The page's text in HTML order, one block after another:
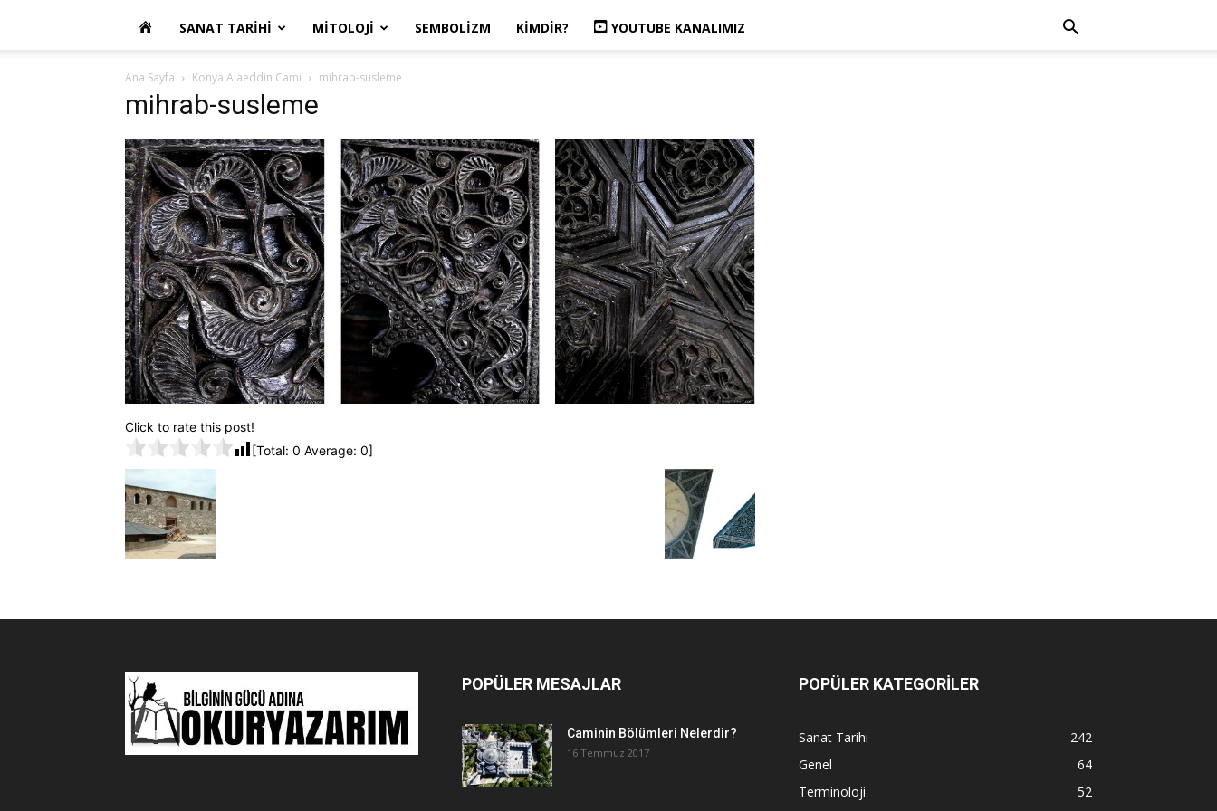
OKUR
YAZARIM
SANAT TARIHI MITOLOJI SEMBOLIZM KIMDIR? YOUTUBE KANALIMIZ
Ana Sayfa Konya Alaeddin Cami mihrab-susleme
mihrab-susleme
Click to rate this post!
[Total: 0 Average: 0]
POPÜLER MESAJLAR
Caminin Bölümleri Nelerdir?
16 Temmuz 2017
POPÜLER KATEGORİLER
Sanat Tarihi
242
Genel
64
Terminoloji
52